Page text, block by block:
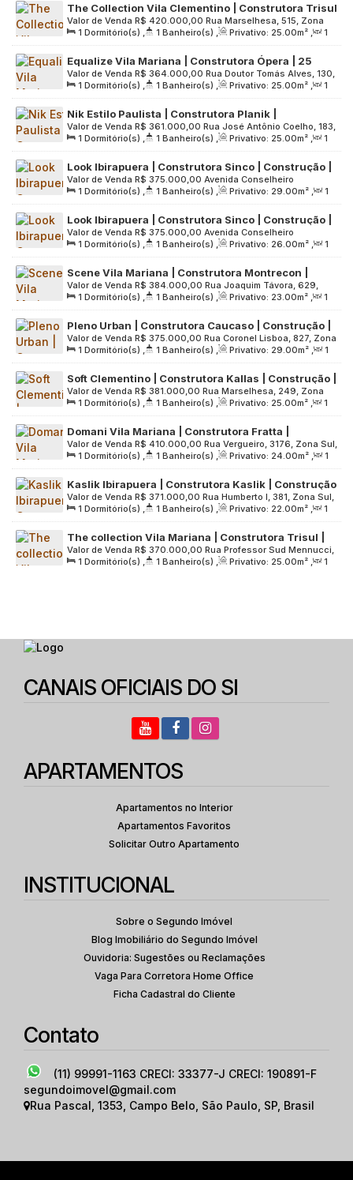
The Collection Vila Clementino | Construtora Trisul
| Construção | 25 metros | studios com varanda |
sem vaga
R$ 420.000,00
Valor de Venda
Rua Marselhesa, 515, Zona
Sul, 04020-060, Vila Mariana, São Paulo, São Paulo, Brasil
1 Dormitório(s) , 1 Banheiro(s) , Privativo: 25.00m² ,
1
Sala(s) , Útil: 25.00m² , Terreno: 2539.00m²
Equalize Vila Mariana | Construtora Ópera | 25
metros | Studio com varanda | sem vaga
R$ 364.000,00
Valor de Venda
Rua Doutor Tomás Alves, 130,
Zona Sul, 04017-070, Vila Mariana, São Paulo, São Paulo,
Brasil
1 Dormitório(s) , 1 Banheiro(s) , Privativo: 25.00m² ,
1
Sala(s) , Útil: 25.00m² , Terreno: 400.00m²
Nik Estilo Paulista | Construtora Planik |
Construção | 25 metros | 01 suíte | com varanda |
sem vaga
R$ 361.000,00
Valor de Venda
Rua José Antônio Coelho, 183,
Zona Sul, 04011-060, Vila Mariana, São Paulo, São Paulo,
Brasil
1 Dormitório(s) , 1 Banheiro(s) , Privativo: 25.00m² ,
1
Sala(s) , 1 Suíte(s) , Útil: 25.00m² , Terreno: 975.00m²
Look Ibirapuera | Construtora Sinco | Construção |
29 metros | 01 suíte | com varanda | sem vaga
R$ 375.000,00
Valor de Venda
Avenida Conselheiro
Rodrigues Alves, 920, Zona Sul, 04014-002, Vila Mariana,
São Paulo, São Paulo, Brasil
1 Dormitório(s) , 1 Banheiro(s) , Privativo: 29.00m² ,
1
Sala(s) , Útil: 29.00m² , Terreno: 1484.00m²
Look Ibirapuera | Construtora Sinco | Construção |
26 metros | Studios | com varanda | sem vaga
R$ 375.000,00
Valor de Venda
Avenida Conselheiro
Rodrigues Alves, 920, Zona Sul, 04014-002, Vila Mariana,
São Paulo, São Paulo, Brasil
1 Dormitório(s) , 1 Banheiro(s) , Privativo: 26.00m² ,
1
Sala(s) , Útil: 26.00m² , Terreno: 1484.00m²
Scene Vila Mariana | Construtora Montrecon |
Construção | 23 metros | studios com varanda |
sem vaga
R$ 384.000,00
Valor de Venda
Rua Joaquim Távora, 629,
Zona Sul, 04015-001, Vila Mariana, São Paulo, São Paulo,
Brasil
1 Dormitório(s) , 1 Banheiro(s) , Privativo: 23.00m² ,
1
Sala(s) , Útil: 23.00m² , Terreno: 585.00m²
Pleno Urban | Construtora Caucaso | Construção |
29 metros | 01 dormitório | sem varanda e vaga
R$ 375.000,00
Valor de Venda
Rua Coronel Lisboa, 827, Zona
Sul, 04020-041, Vila Mariana, São Paulo, São Paulo, Brasil
1 Dormitório(s) , 1 Banheiro(s) , Privativo: 29.00m² ,
1
Sala(s) , Útil: 29.00m² , Terreno: 1976.00m²
Soft Clementino | Construtora Kallas | Construção |
25 Metros | 01 Dormitório | com Varanda | sem
Vaga
R$ 381.000,00
Valor de Venda
Rua Marselhesa, 249, Zona
Sul, 04020-060, Vila Mariana, São Paulo, São Paulo, Brasil
1 Dormitório(s) , 1 Banheiro(s) , Privativo: 25.00m² ,
1
Sala(s) , Útil: 25.00m² , Terreno: 1613.00m²
Domani Vila Mariana | Construtora Fratta |
Construção | 24 metros | 01 suíte | com varanda |
sem vaga
R$ 410.000,00
Valor de Venda
Rua Vergueiro, 3176, Zona Sul,
04102-001, Vila Mariana, São Paulo, São Paulo, Brasil
1 Dormitório(s) , 1 Banheiro(s) , Privativo: 24.00m² ,
1
Sala(s) , Útil: 24.00m² , Terreno: 585.00m²
Kaslik Ibirapuera | Construtora Kaslik | Construção
| 22 metros | studios com varanda
R$ 371.000,00
Valor de Venda
Rua Humberto I, 381, Zona Sul,
04018-030, Vila Mariana, São Paulo, São Paulo, Brasil
1 Dormitório(s) , 1 Banheiro(s) , Privativo: 22.00m² ,
1
Sala(s) , Útil: 22.00m² , Terreno: 2446.00m²
The collection Vila Mariana | Construtora Trisul |
Construção | 25 metros | studios com varanda |
sem vaga
R$ 370.000,00
Valor de Venda
Rua Professor Sud Mennucci,
165, Zona Sul, 04017-080, Vila Mariana, São Paulo, São
1 Dormitório(s) , 1 Banheiro(s) , Privativo: 25.00m² ,
1
CANAIS OFICIAIS DO SI
APARTAMENTOS
Apartamentos no Interior
Apartamentos Favoritos
Solicitar Outro Apartamento
INSTITUCIONAL
Sobre o Segundo Imóvel
Blog Imobiliário do Segundo Imóvel
Ouvidoria: Sugestões ou Reclamações
Vaga Para Corretora Home Office
Ficha Cadastral do Cliente
Contato
(11) 99991-1163 CRECI: 33377-J CRECI: 190891-F
segundoimovel@gmail.com
Rua Pascal 1353 Campo Belo São Paulo SP Brasil